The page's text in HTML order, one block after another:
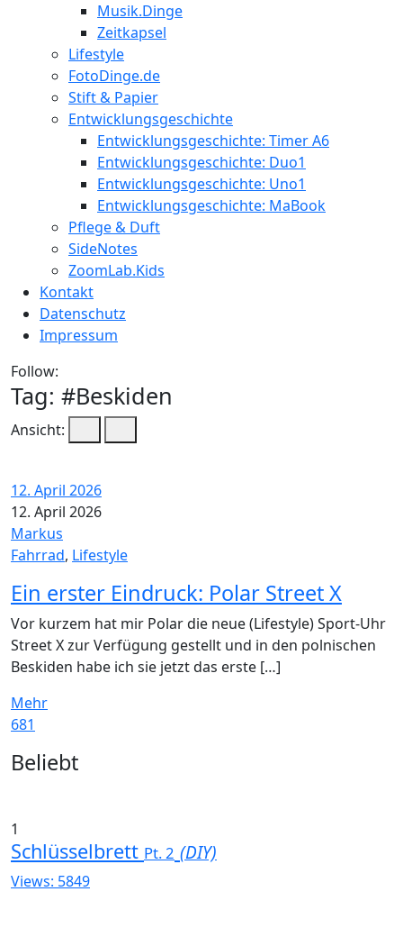
Musik.Dinge
Zeitkapsel
Lifestyle
FotoDinge.de
Stift & Papier
Entwicklungsgeschichte
Entwicklungsgeschichte: Timer A6
Entwicklungsgeschichte: Duo1
Entwicklungsgeschichte: Uno1
Entwicklungsgeschichte: MaBook
Pflege & Duft
SideNotes
ZoomLab.Kids
Kontakt
Datenschutz
Impressum
Follow:
Tag: #Beskiden
Ansicht:
12. April 2026
12. April 2026
Markus
Fahrrad, Lifestyle
Ein erster Eindruck: Polar Street X
Vor kurzem hat mir Polar die neue (Lifestyle) Sport-Uhr
Street X zur Verfügung gestellt und in den polnischen
Beskiden habe ich sie jetzt das erste […]
Mehr
681
Widgets
Beliebt
1
Schlüsselbrett Pt. 2 (DIY)
Views: 5849